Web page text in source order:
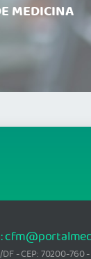
MEDICINA
- CEP: 70200-